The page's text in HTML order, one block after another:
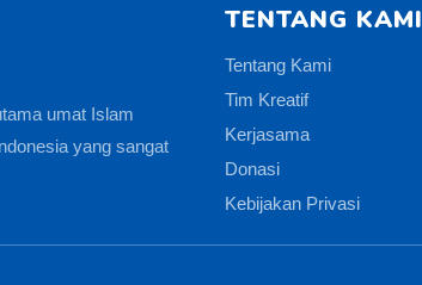
umat Islam
yang sangat
TENTANG KAMI
Tentang Kami
Tim Kreatif
Kerjasama
Donasi
Kebijakan Privasi